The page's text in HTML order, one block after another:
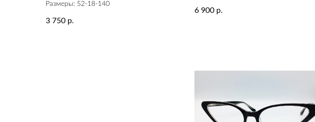
Размеры: 52-18-140
3 750 р.
6 900 р.